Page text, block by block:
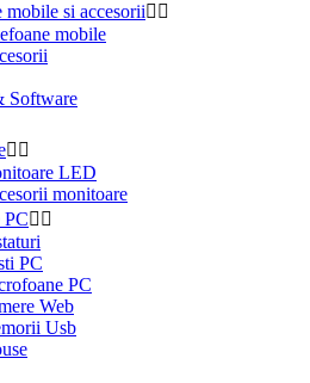
mobile si accesorii 
mobile
Software
 
LED
monitoare
PC 
PC
PC
Web
Usb